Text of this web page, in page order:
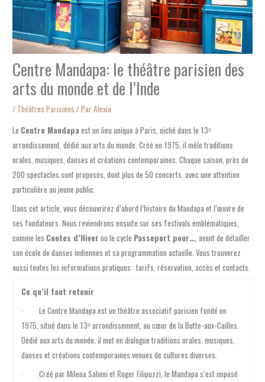
Centre Mandapa: le théâtre parisien des
arts du monde et de l’Inde
/ Théâtres Parisiens / ParAlexia
Le Centre Mandapaest un lieu unique à Paris, niché dans le 13ᵉ
arrondissement, dédié aux arts du monde. Créé en 1975, il mêle traditions
orales, musiques, danses et créations contemporaines. Chaque saison, près de
200 spectacles sont proposés, dont plus de 50 concerts, avec une attention
particulière au jeune public.
Dans cet article, vous découvrirez d’abord l’histoire du Mandapa et l’œuvre de
ses fondateurs. Nous reviendrons ensuite sur ses festivals emblématiques,
comme les Contes d’Hiver ou le cycle Passeport pour… , avant de détailler
son école de danses indiennes et sa programmation actuelle. Vous trouverez
aussi toutes les informations pratiques : tarifs, réservation, accès et contacts.
Ce qu’il faut retenir
· Le Centre Mandapa est un théâtre associatif parisien fondé en
1975, situé dans le 13ᵉ arrondissement, au cœur de la Butte-aux-Cailles.
Dédié aux arts du monde, il met en dialogue traditions orales, musiques,
danses et créations contemporaines venues de cultures diverses.
· Créé par Milena Salvini et Roger Filipuzzi, le Mandapa s’est imposé